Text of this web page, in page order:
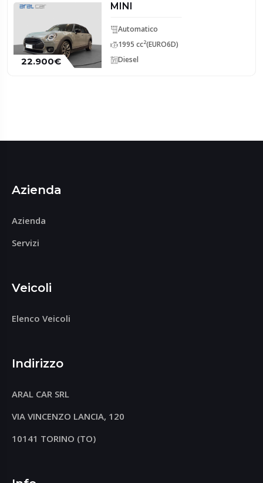
22.900€
MINI
Automatico
1995 cc2(EURO6D)
Diesel
Azienda
Azienda
Servizi
Veicoli
Elenco Veicoli
Indirizzo
ARAL CAR SRL
VIA VINCENZO LANCIA, 120
10141 TORINO (TO)